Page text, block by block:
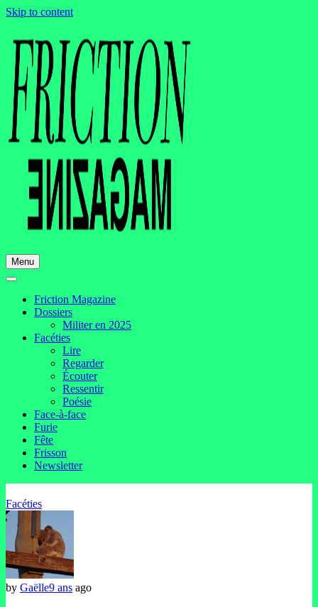
Skip to content
Menu
Friction Magazine
Dossiers
Militer en 2025
Facéties
Lire
Regarder
Écouter
Ressentir
Poésie
Face-à-face
Furie
Fête
Frisson
Newsletter
Facéties
by Gaëlle9 ans ago